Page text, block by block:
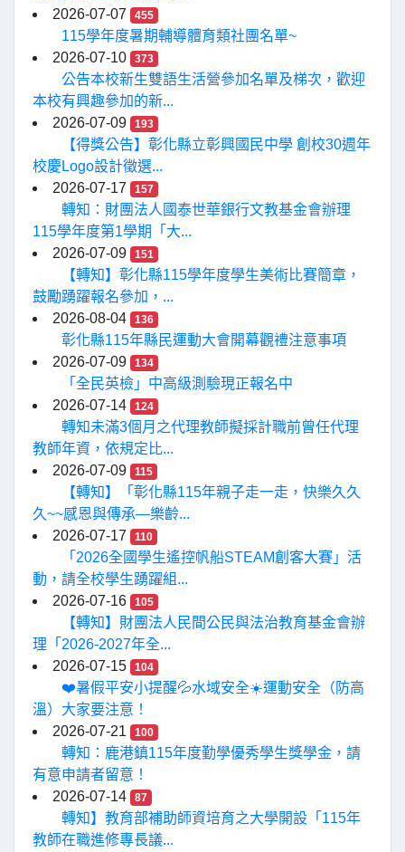
2026-07-07
455
115學年度暑期輔導體育類社團名單~
2026-07-10
373
公告本校新生雙語生活營參加名單及梯次，歡迎
本校有興趣參加的新...
2026-07-09
193
【得獎公告】彰化縣立彰興國民中學 創校30週年
校慶Logo設計徵選...
2026-07-17
157
轉知：財團法人國泰世華銀行文教基金會辦理
115學年度第1學期「大...
2026-07-09
151
【轉知】彰化縣115學年度學生美術比賽簡章，
鼓勵踴躍報名參加，...
2026-08-04
136
彰化縣115年縣民運動大會開幕觀禮注意事項
2026-07-09
134
「全民英檢」中高級測驗現正報名中
2026-07-14
124
轉知未滿3個月之代理教師擬採計職前曾任代理
教師年資，依規定比...
2026-07-09
115
【轉知】「彰化縣115年親子走一走，快樂久久
久~~感恩與傳承—樂齡...
2026-07-17
110
「2026全國學生遙控帆船STEAM創客大賽」活
動，請全校學生踴躍組...
2026-07-16
105
【轉知】財團法人民間公民與法治教育基金會辦
理「2026-2027年全...
2026-07-15
104
❤️暑假平安小提醒💦水域安全☀️運動安全（防高
溫）大家要注意！
2026-07-21
100
轉知：鹿港鎮115年度勤學優秀學生獎學金，請
有意申請者留意！
2026-07-14
87
轉知】教育部補助師資培育之大學開設「115年
教師在職進修專長議...